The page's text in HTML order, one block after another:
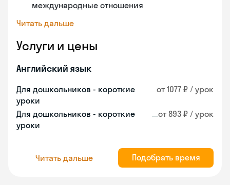
международные отношения
Читать дальше
Услуги и цены
Английский язык
Для дошкольников - короткие
уроки
от 1077 ₽ / урок
Для дошкольников - короткие
уроки
от 893 ₽ / урок
Читать дальше Подобрать время